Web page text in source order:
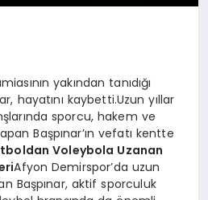
yakından tanıdığı
hayatını kaybetti.Uzun yıllar
sporcu, hakem ve
Başpınar’ın vefatı kentte
Voleybola Uzanan
Afyon Demirspor’da uzun
Başpınar, aktif sporculuk